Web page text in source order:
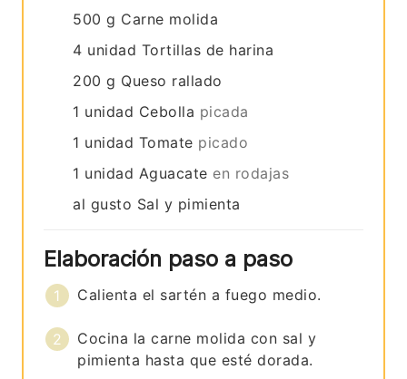
500 g Carne molida
4 unidad Tortillas de harina
200 g Queso rallado
1 unidad Cebolla picada
1 unidad Tomate picado
1 unidad Aguacate en rodajas
al gusto Sal y pimienta
Elaboración paso a paso
Calienta el sartén a fuego medio.
Cocina la carne molida con sal y
pimienta hasta que esté dorada.